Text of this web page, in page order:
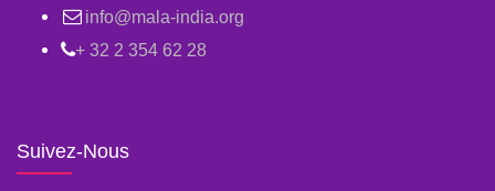
info@mala-india.org
+ 32 2 354 62 28
Suivez-Nous